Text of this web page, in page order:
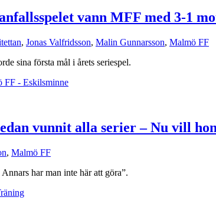
vann MFF med 3-1
, Jonas Valfridsson, Malin Gunnarsson, Malmö FF
sina första mål i årets seriespel.
vunnit alla serier – Nu vill
, Malmö FF
har man inte här att göra”.